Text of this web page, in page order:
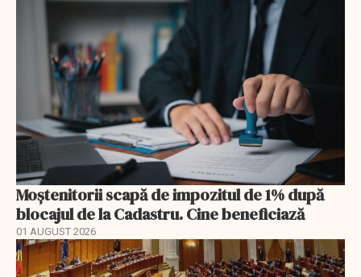
Moștenitorii scapă de impozitul de 1% după
blocajul de la Cadastru. Cine beneficiază
01 AUGUST 2026